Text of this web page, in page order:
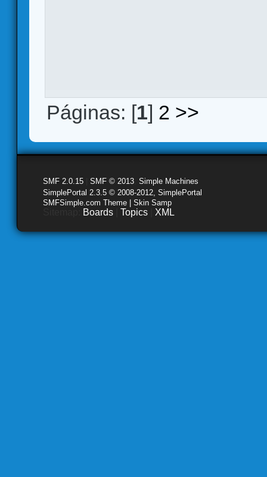
Páginas: [1] 2 >>
SMF 2.0.15 SMF © 2013 Simple Machines
SimplePortal 2.3.5 © 2008-2012, SimplePortal
SMFSimple.com Theme | Skin Samp
Boards Topics XML